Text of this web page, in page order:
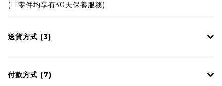
(IT零件均享有30天保養服務)
送貨方式 (3)
付款方式 (7)